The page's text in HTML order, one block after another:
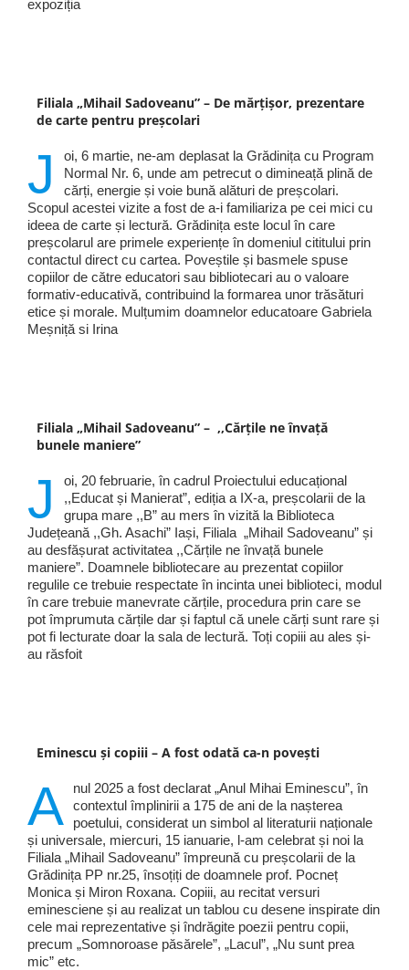
expoziția
Filiala „Mihail Sadoveanu” – De mărțișor, prezentare
de carte pentru preșcolari
J
oi, 6 martie, ne-am deplasat la Grădinița cu Program
Normal Nr. 6, unde am petrecut o dimineață plină de
cărți, energie și voie bună alături de preșcolari.
Scopul acestei vizite a fost de a-i familiariza pe cei mici cu
ideea de carte și lectură. Grădinița este locul în care
preșcolarul are primele experiențe în domeniul cititului prin
contactul direct cu cartea. Poveștile și basmele spuse
copiilor de către educatori sau bibliotecari au o valoare
formativ-educativă, contribuind la formarea unor trăsături
etice și morale. Mulțumim doamnelor educatoare Gabriela
Meșniță si Irina
Filiala „Mihail Sadoveanu” – ,,Cărțile ne învață
bunele maniere”
J
oi, 20 februarie, în cadrul Proiectului educațional
,,Educat și Manierat”, ediția a IX-a, preșcolarii de la
grupa mare ,,B” au mers în vizită la Biblioteca
Județeană ,,Gh. Asachi” Iași, Filiala „Mihail Sadoveanu” și
au desfășurat activitatea ,,Cărțile ne învață bunele
maniere”. Doamnele bibliotecare au prezentat copiilor
regulile ce trebuie respectate în incinta unei biblioteci, modul
în care trebuie manevrate cărțile, procedura prin care se
pot împrumuta cărțile dar și faptul că unele cărți sunt rare și
pot fi lecturate doar la sala de lectură. Toți copiii au ales și-
au răsfoit
Eminescu și copiii – A fost odată ca-n povești
A
nul 2025 a fost declarat „Anul Mihai Eminescu”, în
contextul împlinirii a 175 de ani de la nașterea
poetului, considerat un simbol al literaturii naționale
și universale, miercuri, 15 ianuarie, l-am celebrat și noi la
Filiala „Mihail Sadoveanu” împreună cu preșcolarii de la
Grădinița PP nr.25, însoțiți de doamnele prof. Pocneț
Monica și Miron Roxana. Copiii, au recitat versuri
eminesciene și au realizat un tablou cu desene inspirate din
cele mai reprezentative și îndrăgite poezii pentru copii,
precum „Somnoroase păsărele”, „Lacul”, „Nu sunt prea
mic” etc.